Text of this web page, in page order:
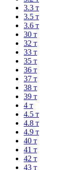
3.3 т
3.5 т
3.6 т
30 т
32 т
33 т
35 т
36 т
37 т
38 т
39 т
4 т
4.5 т
4.8 т
4.9 т
40 т
41 т
42 т
43 т